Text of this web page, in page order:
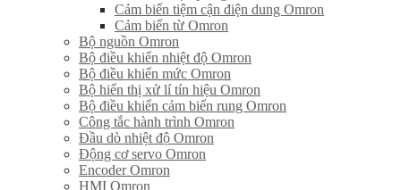
Cảm biến tiệm cận điện dung Omron
Cảm biến từ Omron
Bộ nguồn Omron
Bộ điều khiển nhiệt độ Omron
Bộ điều khiển mức Omron
Bộ hiển thị xử lí tín hiệu Omron
Bộ điều khiển cảm biến rung Omron
Công tắc hành trình Omron
Đầu dò nhiệt độ Omron
Động cơ servo Omron
Encoder Omron
HMI Omron